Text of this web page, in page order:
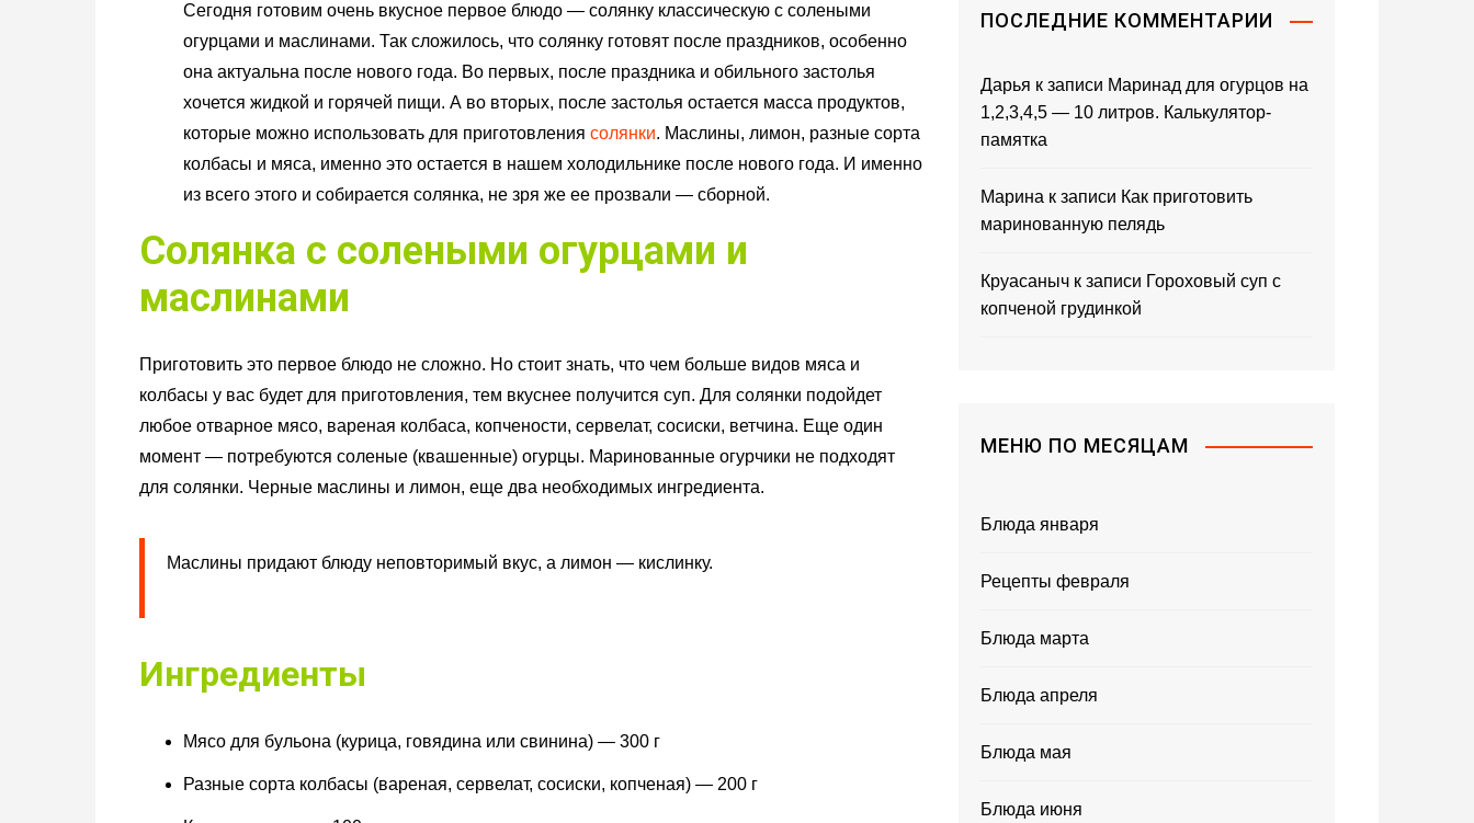
Сегодня готовим очень вкусное первое блюдо — солянку классическую с солеными
огурцами и маслинами. Так сложилось, что солянку готовят после праздников, особенно
она актуальна после нового года. Во первых, после праздника и обильного застолья
хочется жидкой и горячей пищи. А во вторых, после застолья остается масса продуктов,
которые можно использовать для приготовления солянки. Маслины, лимон, разные сорта
колбасы и мяса, именно это остается в нашем холодильнике после нового года. И именно
из всего этого и собирается солянка, не зря же ее прозвали — сборной.
Солянка с солеными огурцами и
маслинами
Приготовить это первое блюдо не сложно. Но стоит знать, что чем больше видов мяса и
колбасы у вас будет для приготовления, тем вкуснее получится суп. Для солянки подойдет
любое отварное мясо, вареная колбаса, копчености, сервелат, сосиски, ветчина. Еще один
момент — потребуются соленые (квашенные) огурцы. Маринованные огурчики не подходят
для солянки. Черные маслины и лимон, еще два необходимых ингредиента.
Маслины придают блюду неповторимый вкус, а лимон — кислинку.
Ингредиенты
Мясо для бульона (курица, говядина или свинина) — 300 г
Разные сорта колбасы (вареная, сервелат, сосиски, копченая) — 200 г
ПОСЛЕДНИЕ КОММЕНТАРИИ
Дарья к записи Маринад для огурцов на
1,2,3,4,5 — 10 литров. Калькулятор-
памятка
Марина к записи Как приготовить
маринованную пелядь
Круасанычк записи Гороховый суп с
копченой грудинкой
МЕНЮ ПО МЕСЯЦАМ
Блюда января
Рецепты февраля
Блюда марта
Блюда апреля
Блюда мая
Блюда июня